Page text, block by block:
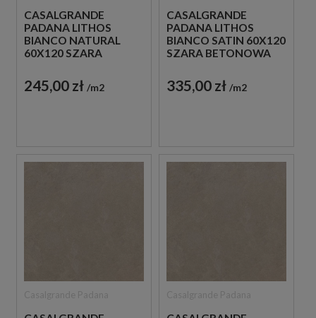
CASALGRANDE
PADANA LITHOS
BIANCO NATURAL
60X120 SZARA
245,00 zł m2
CASALGRANDE
PADANA LITHOS
BIANCO SATIN 60X120
SZARA BETONOWA
335,00 zł m2